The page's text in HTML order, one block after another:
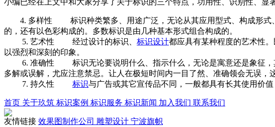
小编已经在上文中和大家分享了关于标识的三个特点，功用性、识别性、显
4. 多样性 标识种类繁多、用途广泛，无论从其应用型式、构成形式、
的，还有以色彩构成的。多数标识是由几种基本形式组合构成的。
5. 艺术性 经过设计的标识、 标识设计都应具有某种程度的艺术性
以强烈和深刻的印象。
6. 准确性 标识无论要说明什么、指示什么，无论是寓意还是象征，其
多解或误解，尤应注意禁忌。让人在极短时间内一目了然、准确领会无误，
7. 持久性 标识与广告或其它宣传品不同，一般都具有长其使用价值
首页 关于玖筑 标识案例 标识服务 标识新闻 加入我们 联系我们
友情链接 效果图制作公司 雕塑设计 宁波旗帜